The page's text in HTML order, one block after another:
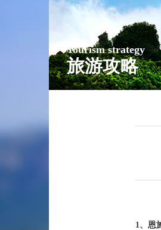
Tourism strategy
旅游攻略
1、恩